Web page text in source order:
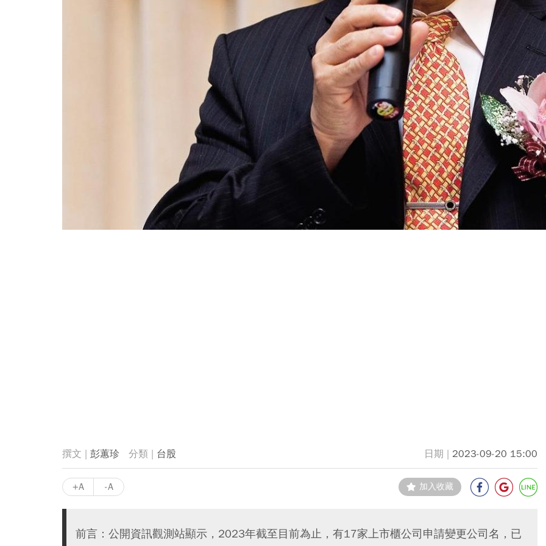
彭蕙珍 台股 2023-09-20 15:00
+A -A 加入收藏
前言：公開資訊觀測站顯示，2023年截至目前為止，有17家上市櫃公司申請變更公司名，已